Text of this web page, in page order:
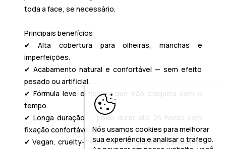
toda a face, se necessário.
Principais benefícios:
✔ Alta cobertura para olheiras, manchas e
imperfeições.
✔ Acabamento natural e confortável — sem efeito
pesado ou artificial.
✔ Fórmula leve e flexível que não craquela com o
tempo.
✔ Longa duração — pode durar até 24 horas com
fixação confortável.
✔ Vegan, cruelty-free e livre de glúten e parabenos
Nós usamos cookies para melhorar
sua experiência e analisar o tráfego.